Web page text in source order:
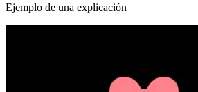
Ejemplo de una explicación